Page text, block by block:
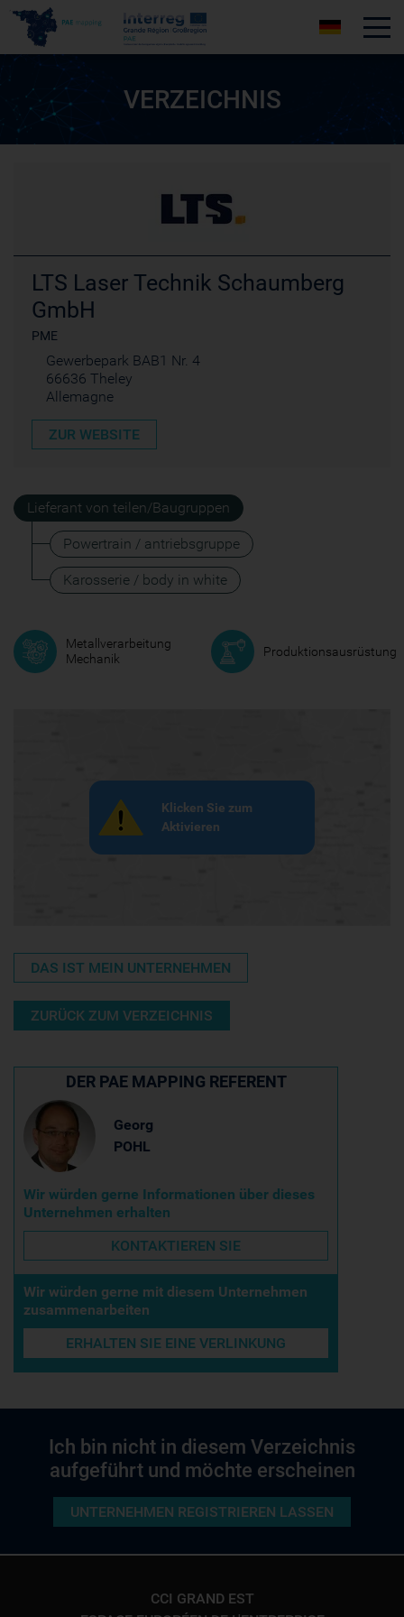
VERZEICHNIS
LTS Laser Technik Schaumberg
GmbH
PME
Gewerbepark BAB1 Nr. 4
66636 Theley
Allemagne
ZUR WEBSITE
Lieferant von teilen/Baugruppen
Powertrain / antriebsgruppe
Karosserie / body in white
Metallverarbeitung
Mechanik
Produktionsausrüstung
Klicken Sie zum
Aktivieren
DAS IST MEIN UNTERNEHMEN
ZURÜCK ZUM VERZEICHNIS
DER PAE MAPPING REFERENT
Georg
POHL
Wir würden gerne Informationen über dieses
Unternehmen erhalten
KONTAKTIEREN SIE
Wir würden gerne mit diesem Unternehmen
zusammenarbeiten
ERHALTEN SIE EINE VERLINKUNG
Ich bin nicht in diesem Verzeichnis
aufgeführt und möchte erscheinen
UNTERNEHMEN REGISTRIEREN LASSEN
CCI GRAND EST